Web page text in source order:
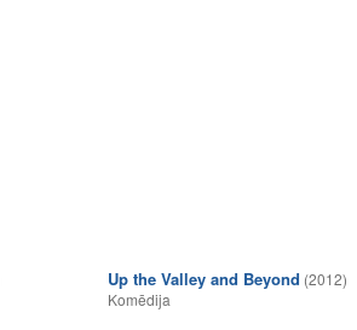
Up the Valley and Beyond (2012)
Komēdija